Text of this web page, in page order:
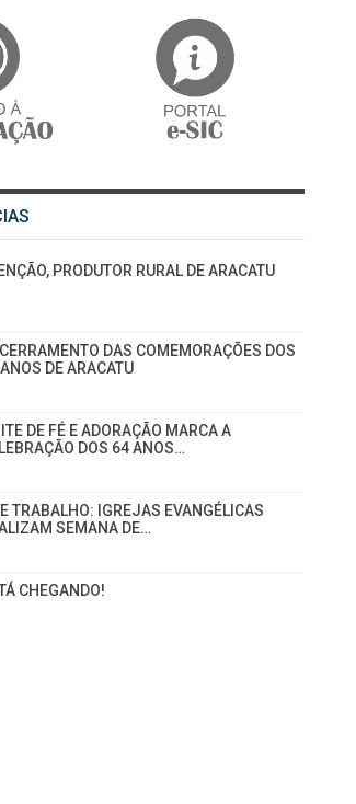
PRODUTOR RURAL DE ARACATU
DAS COMEMORAÇÕES DOS
DE ARACATU
DE FÉ E ADORAÇÃO MARCA A
DOS 64 ANOS…
E TRABALHO: IGREJAS EVANGÉLICAS
SEMANA DE…
CHEGANDO!